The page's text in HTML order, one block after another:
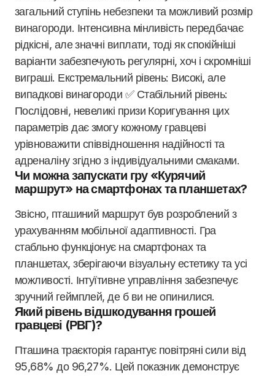
загальний ступінь небезпеки та можливий розмір
винагороди. Інтенсивна мінливість передбачає
рідкісні, але значні виплати, тоді як спокійніші
варіанти забезпечують регулярні, хоч і скромніші
виграші. Екстремальний рівень: Високі, але
випадкові винагороди ✅ Стабільний рівень:
Послідовні, невеликі призи Коригування цих
параметрів дає змогу кожному гравцеві
урівноважити співвідношення надійності та
адреналіну згідно з індивідуальними смаками.
Чи можна запускати гру «Курячий
маршрут» на смартфонах та планшетах?
Звісно, пташиний маршрут був розроблений з
урахуванням мобільної адаптивності. Гра
стабльно функціонує на смартфонах та
планшетах, зберігаючи візуальну естетику та усі
можливості. Інтуїтивне управління забезпечує
зручний геймплей, де б ви не опинилися.
Який рівень відшкодування грошей
гравцеві (РВГ)?
Пташина траєкторія гарантує повітряні сили від
95,68% до 96,27%. Цей показник демонструє